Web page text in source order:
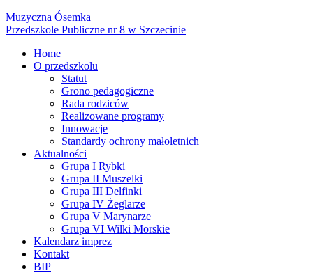
Muzyczna Ósemka
Przedszkole Publiczne nr 8 w Szczecinie
Home
O przedszkolu
Statut
Grono pedagogiczne
Rada rodziców
Realizowane programy
Innowacje
Standardy ochrony małoletnich
Aktualności
Grupa I Rybki
Grupa II Muszelki
Grupa III Delfinki
Grupa IV Żeglarze
Grupa V Marynarze
Grupa VI Wilki Morskie
Kalendarz imprez
Kontakt
BIP